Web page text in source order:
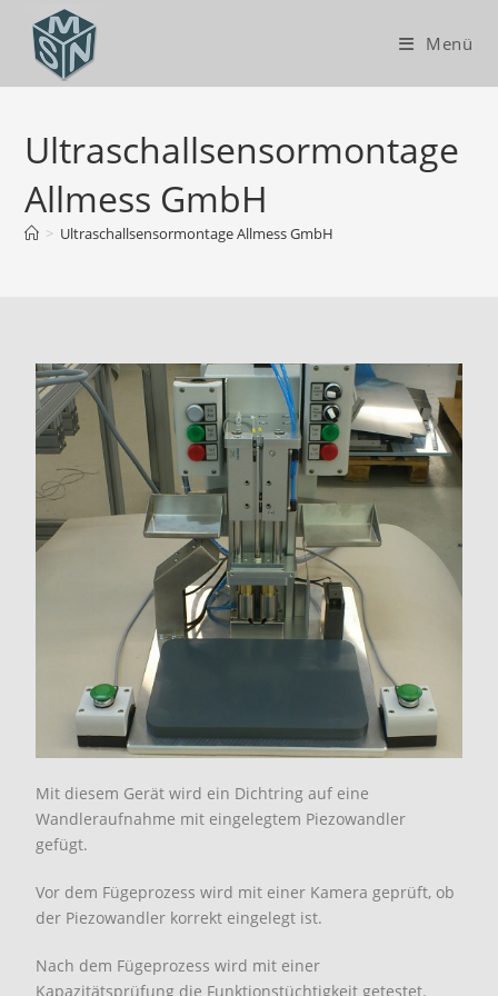
Menü
Ultraschallsensormontage
Allmess GmbH
> Ultraschallsensormontage Allmess GmbH
Mit diesem Gerät wird ein Dichtring auf eine
Wandleraufnahme mit eingelegtem Piezowandler
gefügt.
Vor dem Fügeprozess wird mit einer Kamera geprüft, ob
der Piezowandler korrekt eingelegt ist.
Nach dem Fügeprozess wird mit einer
Kapazitätsprüfung die Funktionstüchtigkeit getestet.